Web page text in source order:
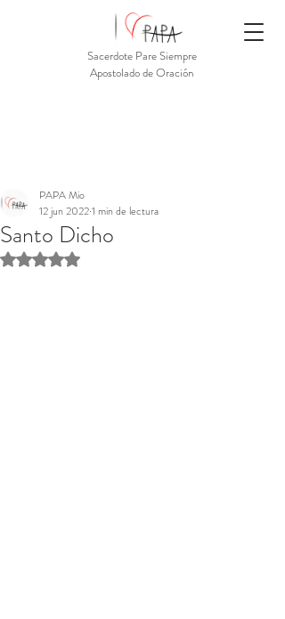
Sacerdote Pare Siempre
Apostolado de Oración
Santo Dicho
PAPA Mio
12 jun 20221 min de lectura
Obtuvo NaN de 5 estrellas.